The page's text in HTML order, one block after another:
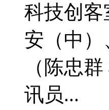
科技创
安（中
（陈忠
讯员...